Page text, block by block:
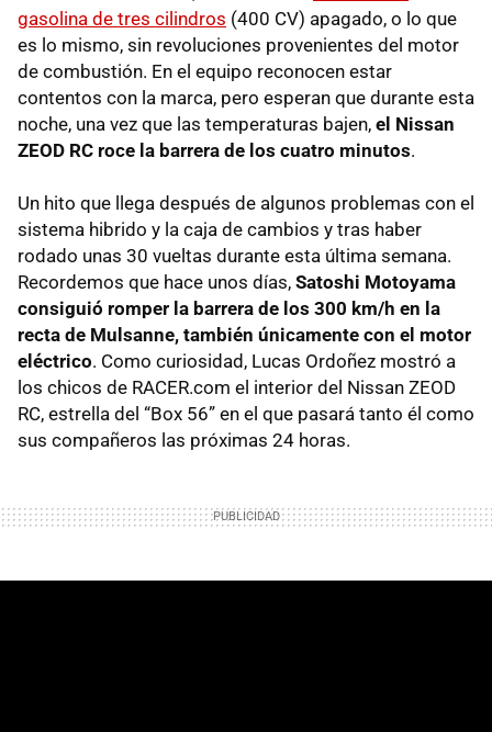
gasolina de tres cilindros (400 CV) apagado, o lo que
es lo mismo, sin revoluciones provenientes del motor
de combustión. En el equipo reconocen estar
contentos con la marca, pero esperan que durante esta
noche, una vez que las temperaturas bajen, el Nissan
ZEOD RC roce la barrera de los cuatro minutos.
Un hito que llega después de algunos problemas con el
sistema hibrido y la caja de cambios y tras haber
rodado unas 30 vueltas durante esta última semana.
Recordemos que hace unos días, Satoshi Motoyama
consiguió romper la barrera de los 300 km/h en la
recta de Mulsanne, también únicamente con el motor
eléctrico. Como curiosidad, Lucas Ordoñez mostró a
los chicos de RACER.com el interior del Nissan ZEOD
RC, estrella del “Box 56” en el que pasará tanto él como
sus compañeros las próximas 24 horas.